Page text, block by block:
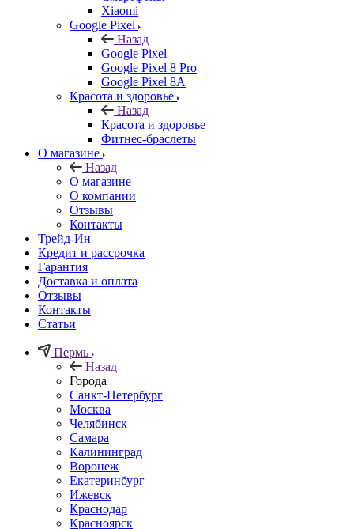
Xiaomi
Google Pixel
Назад
Google Pixel
Google Pixel 8 Pro
Google Pixel 8A
Красота и здоровье
Назад
Красота и здоровье
Фитнес-браслеты
О магазине
Назад
О магазине
О компании
Отзывы
Контакты
Трейд-Ин
Кредит и рассрочка
Гарантия
Доставка и оплата
Отзывы
Контакты
Статьи
Пермь
Назад
Города
Санкт-Петербург
Москва
Челябинск
Самара
Калининград
Воронеж
Екатеринбург
Ижевск
Краснодар
Красноярск